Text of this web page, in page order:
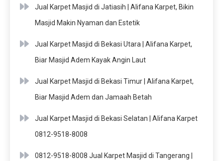
Jual Karpet Masjid di Jatiasih | Alifana Karpet, Bikin
Masjid Makin Nyaman dan Estetik
Jual Karpet Masjid di Bekasi Utara | Alifana Karpet,
Biar Masjid Adem Kayak Angin Laut
Jual Karpet Masjid di Bekasi Timur | Alifana Karpet,
Biar Masjid Adem dan Jamaah Betah
Jual Karpet Masjid di Bekasi Selatan | Alifana Karpet
0812-9518-8008
0812-9518-8008 Jual Karpet Masjid di Tangerang |